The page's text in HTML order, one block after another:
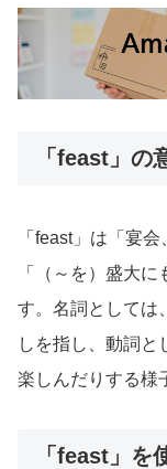
「feast」の
「feast」は「宴
「（～を）盛大
す。名詞としては
しを指し、動詞と
楽しんだりする様
「feast」を